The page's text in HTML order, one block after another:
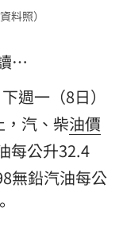
料照）
…
週一（8日）
汽、柴油價
每公升32.4
無鉛汽油每公